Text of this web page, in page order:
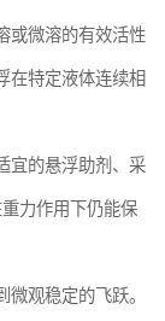
或微溶的有效活性
在特定液体连续相
宜的悬浮助剂、采
力作用下仍能保
观稳定的飞跃。